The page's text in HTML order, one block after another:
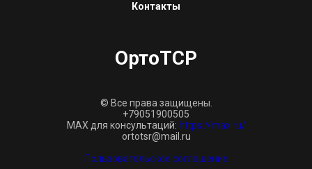
Контакты
ОртоТСР
© Все права защищены.
+79051900505
MAX для консультаций: https://max.ru/
ortotsr@mail.ru
Пользовательское соглашение